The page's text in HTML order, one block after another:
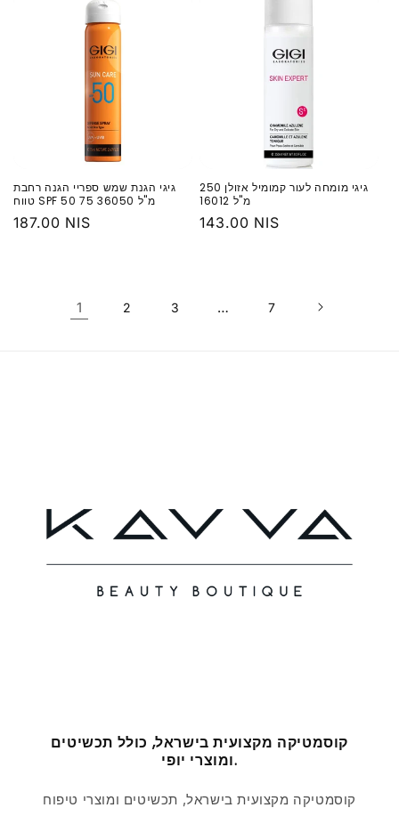
גיגי הגנת שמש ספריי הגנה רחבת
טווח SPF 50 75 מ"ל 36050
מחיר
187.00 NIS
גיגי מומחה לעור קמומיל אזולן 250
מ"ל 16012
מחיר
143.00 NIS
1 2 3 … 7
קוסמטיקה מקצועית בישראל, כולל תכשיטים
ומוצרי יופי.
קוסמטיקה מקצועית בישראל, תכשיטים ומוצרי טיפוח